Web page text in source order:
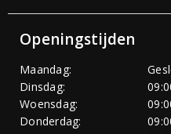
Openingstijden
Maandag:
Dinsdag:
Woensdag:
Donderdag: